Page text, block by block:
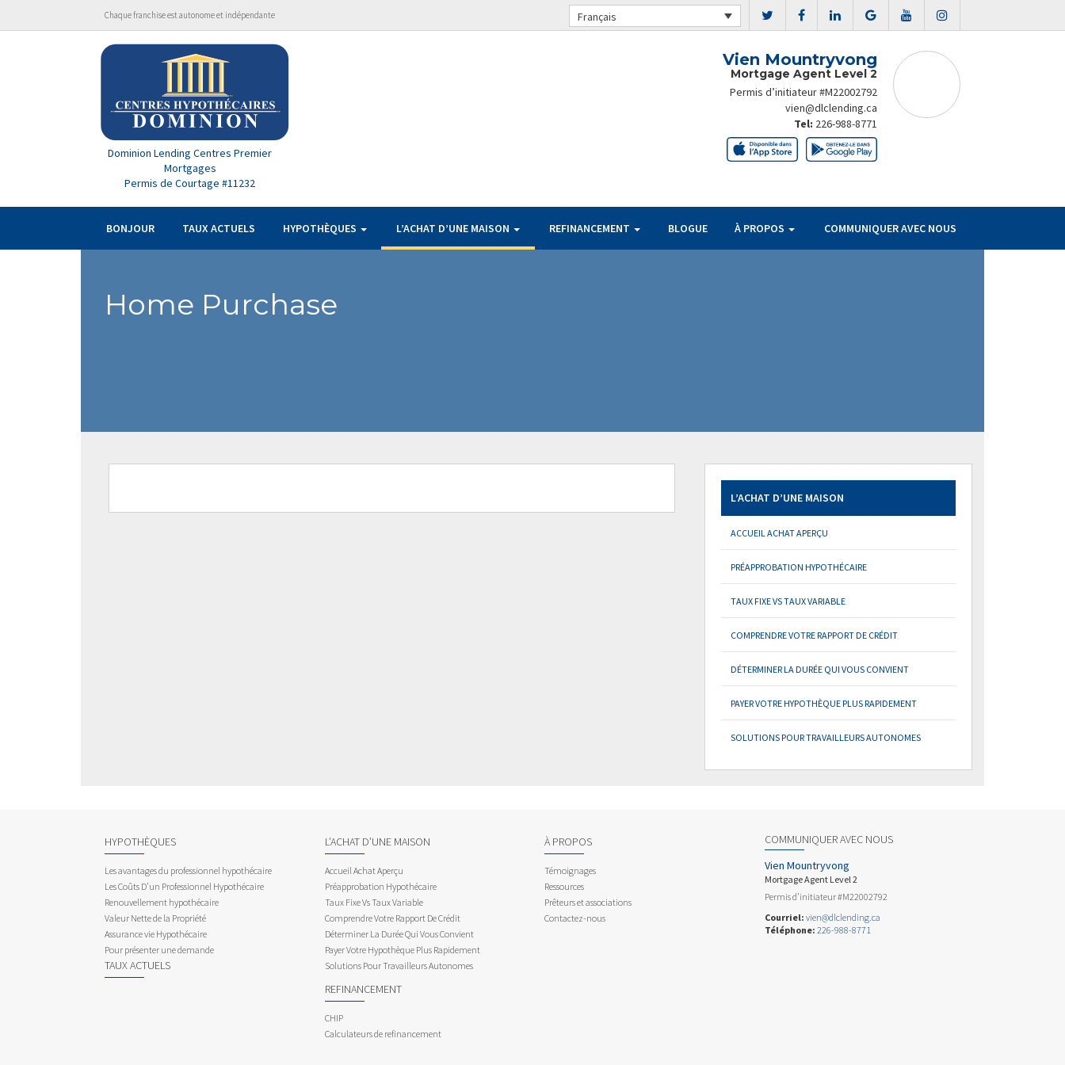
Chaque franchise est autonome et indépendante Français
Dominion Lending Centres Premier
Mortgages
Permis de Courtage #11232
Vien Mountryvong
Mortgage Agent Level 2
Permis d’initiateur #M22002792
vien@dlclending.ca
Tel: 226-988-8771
BONJOUR TAUX ACTUELS HYPOTHÈQUES L’ACHAT D’UNE MAISON REFINANCEMENT BLOGUE À PROPOS COMMUNIQUER AVEC NOUS
Home Purchase
L’ACHAT D’UNE MAISON
ACCUEIL ACHAT APERÇU
PRÉAPPROBATION HYPOTHÉCAIRE
TAUX FIXE VS TAUX VARIABLE
COMPRENDRE VOTRE RAPPORT DE CRÉDIT
DÉTERMINER LA DURÉE QUI VOUS CONVIENT
PAYER VOTRE HYPOTHÈQUE PLUS RAPIDEMENT
SOLUTIONS POUR TRAVAILLEURS AUTONOMES
HYPOTHÈQUES
Les avantages du professionnel hypothécaire
Les Coûts D’un Professionnel Hypothécaire
Renouvellement hypothécaire
Valeur Nette de la Propriété
Assurance vie Hypothécaire
Pour présenter une demande
TAUX ACTUELS
L’ACHAT D’UNE MAISON
Accueil Achat Aperçu
Préapprobation Hypothécaire
Taux Fixe Vs Taux Variable
Comprendre Votre Rapport De Crédit
Déterminer La Durée Qui Vous Convient
Payer Votre Hypothèque Plus Rapidement
Solutions Pour Travailleurs Autonomes
REFINANCEMENT
CHIP
Calculateurs de refinancement
À PROPOS
Témoignages
Ressources
Prêteurs et associations
Contactez-nous
COMMUNIQUER AVEC NOUS
Vien Mountryvong
Mortgage Agent Level 2
Permis d’initiateur #M22002792
Courriel: vien@dlclending.ca
Téléphone: 226-988-8771